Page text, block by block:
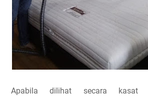
Apabila dilihat secara kasat